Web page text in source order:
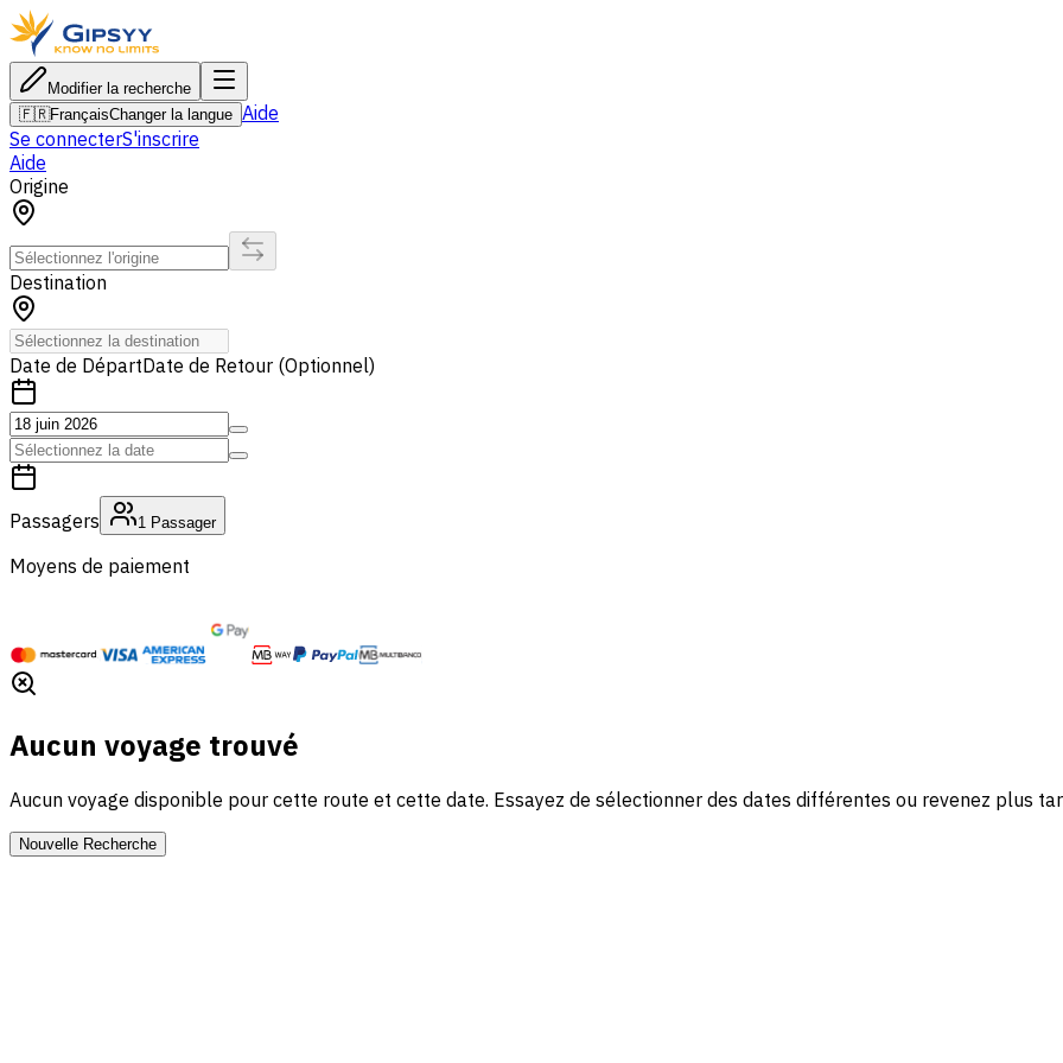
Modifier la recherche
🇫🇷FrançaisChanger la langue Aide
Se connecterS'inscrire
Aide
Origine
Destination
Date de DépartDate de Retour (Optionnel)
Passagers 1 Passager
Moyens de paiement
Aucun voyage trouvé
Aucun voyage disponible pour cette route et cette date. Essayez de sélectionner des dates différentes ou revenez plus
Nouvelle Recherche